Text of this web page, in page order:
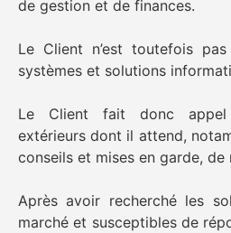
de gestion et de finances.
Le Client n’est toutefois
systèmes et solutions
Le Client fait donc
extérieurs dont il attend,
conseils et mises en garde, de
Après avoir recherché les
marché et susceptibles de